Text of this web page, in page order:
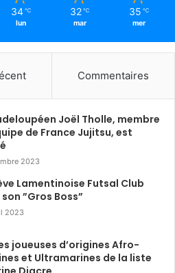
34 ℃
lun
32 ℃
mar
35 ℃
mer
Commentaires
Joël Tholle, membre
de France Jujitsu, est
2023
Lamentinoise Futsal Club
”Gros Boss”
2023
joueuses d’origines Afro-
et Ultramarines de la liste